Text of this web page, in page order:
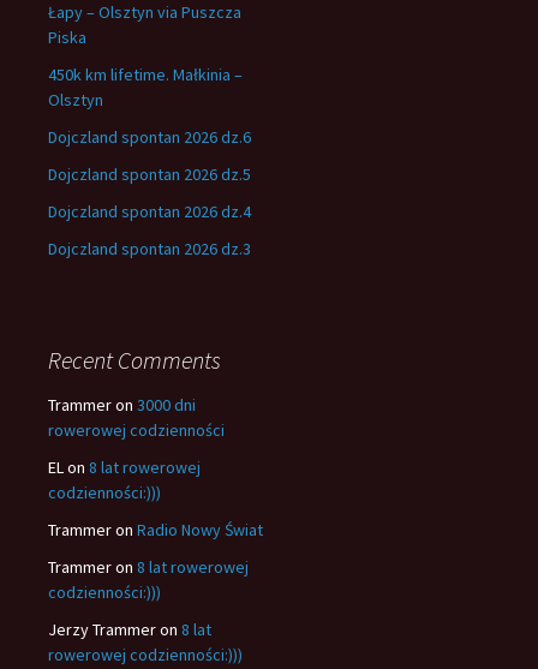
Łapy – Olsztyn via Puszcza
Piska
450k km lifetime. Małkinia –
Olsztyn
Dojczland spontan 2026 dz.6
Dojczland spontan 2026 dz.5
Dojczland spontan 2026 dz.4
Dojczland spontan 2026 dz.3
Recent Comments
Trammeron 3000 dni
rowerowej codzienności
ELon 8 lat rowerowej
codzienności:)))
Trammeron Radio Nowy Świat
Trammeron 8 lat rowerowej
codzienności:)))
Jerzy Trammeron 8 lat
rowerowej codzienności:)))